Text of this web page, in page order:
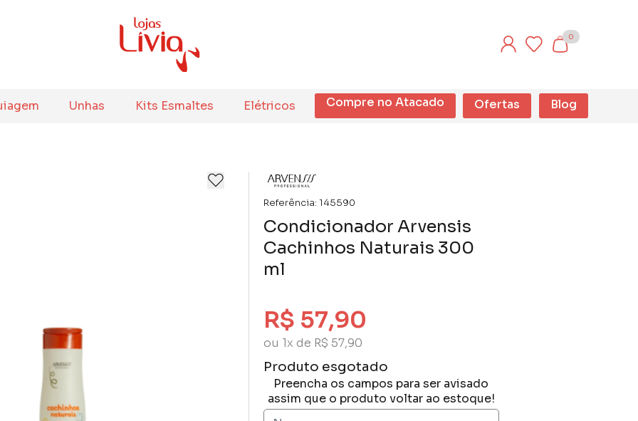
0
Unhas Kits Esmaltes Elétricos Compre no Atacado Ofertas Blog
Referência: 145590
Condicionador Arvensis
Cachinhos Naturais 300
ml
R$ 57,90
ou 1x de R$ 57,90
Produto esgotado
Preencha os campos para ser avisado
assim que o produto voltar ao estoque!